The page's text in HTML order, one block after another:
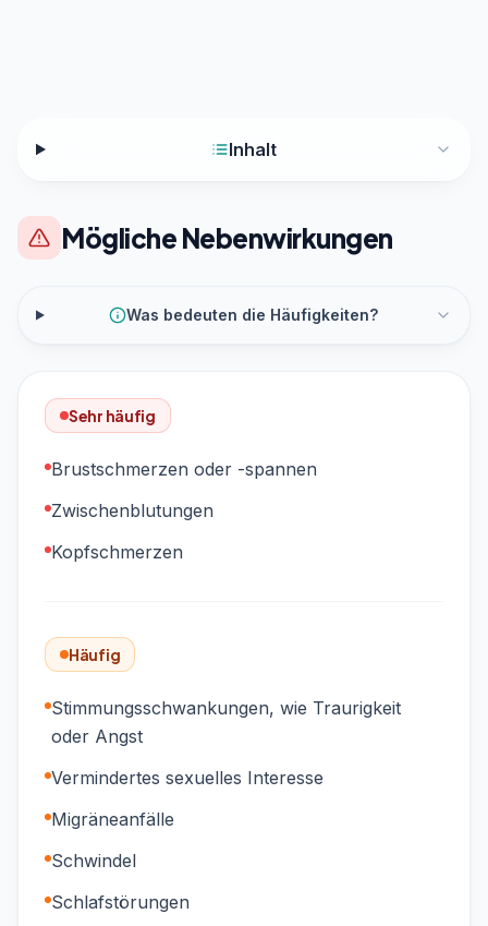
Inhalt
Mögliche Nebenwirkungen
Was bedeuten die Häufigkeiten?
Sehr häufig
Brustschmerzen oder -spannen
Zwischenblutungen
Kopfschmerzen
Häufig
Stimmungsschwankungen, wie Traurigkeit
oder Angst
Vermindertes sexuelles Interesse
Migräneanfälle
Schwindel
Schlafstörungen